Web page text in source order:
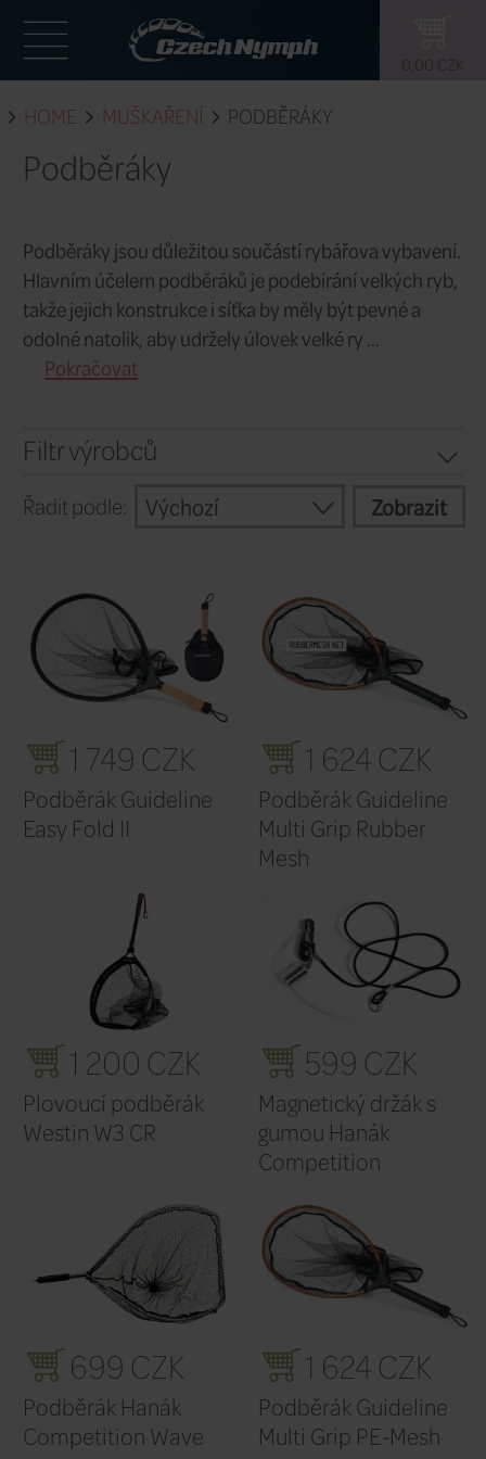
HOME MUŠKAŘENÍ
Podběráky
Podběráky jsou důležitou součástí
takže jejich konstrukce i síťka by měly
Pokračovat
Filtr výrobců
Výchozí
1 749 CZK
Podběrák Guideline
Multi